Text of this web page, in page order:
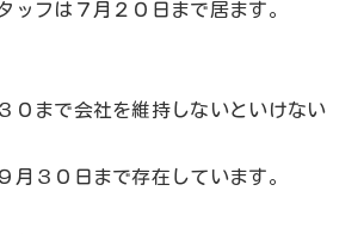
ッフは７月２０日まで居ます。
０まで会社を維持しないといけない
月３０日まで存在しています。